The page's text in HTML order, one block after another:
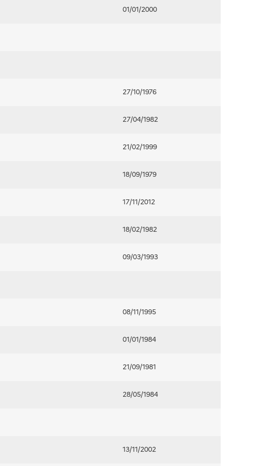
01/01/2000
27/10/1976
27/04/1982
21/02/1999
18/09/1979
17/11/2012
18/02/1982
09/03/1993
08/11/1995
01/01/1984
21/09/1981
28/05/1984
13/11/2002